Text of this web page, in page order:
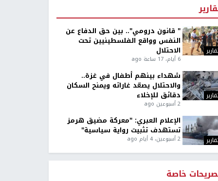
" قانون درومي".. بين حق الدفاع عن
النفس وواقع الفلسطينيين تحت
الاحتلال
6 أيام، 17 ساعة ago
شهداء بينهم أطفال في غزة..
والاحتلال يصعّد غاراته ويمنح السكان
دقائق للإخلاء
2 أسبوعين ago
الإعلام العبري: "معركة مضيق هرمز
تستهدف تثبيت رواية سياسية"
2 أسبوعين، 4 أيام ago
خاصة